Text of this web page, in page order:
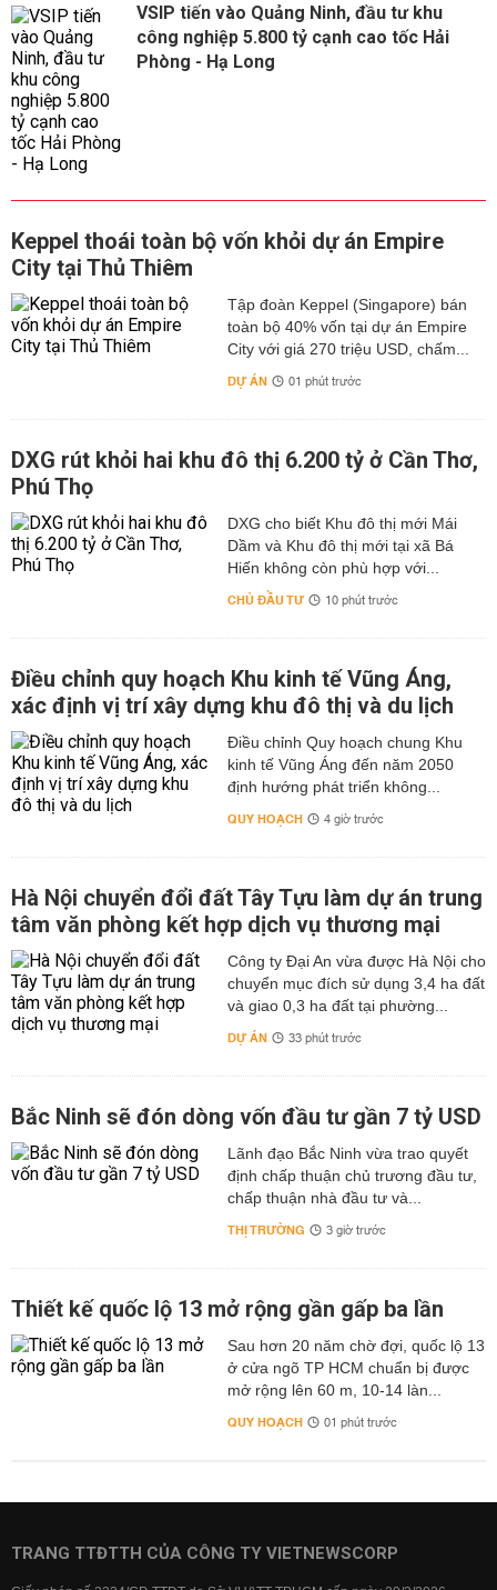
VSIP tiến vào Quảng Ninh, đầu tư khu
công nghiệp 5.800 tỷ cạnh cao tốc Hải
Phòng - Hạ Long
Keppel thoái toàn bộ vốn khỏi dự án Empire
City tại Thủ Thiêm
Tập đoàn Keppel (Singapore) bán
toàn bộ 40% vốn tại dự án Empire
City với giá 270 triệu USD, chấm...
DỰ ÁN 01 phút trước
DXG rút khỏi hai khu đô thị 6.200 tỷ ở Cần Thơ,
Phú Thọ
DXG cho biết Khu đô thị mới Mái
Dầm và Khu đô thị mới tại xã Bá
Hiến không còn phù hợp với...
CHỦ ĐẦU TƯ 10 phút trước
Điều chỉnh quy hoạch Khu kinh tế Vũng Áng,
xác định vị trí xây dựng khu đô thị và du lịch
Điều chỉnh Quy hoạch chung Khu
kinh tế Vũng Áng đến năm 2050
định hướng phát triển không...
QUY HOẠCH 4 giờ trước
Hà Nội chuyển đổi đất Tây Tựu làm dự án trung
tâm văn phòng kết hợp dịch vụ thương mại
Công ty Đại An vừa được Hà Nội cho
chuyển mục đích sử dụng 3,4 ha đất
và giao 0,3 ha đất tại phường...
DỰ ÁN 33 phút trước
Bắc Ninh sẽ đón dòng vốn đầu tư gần 7 tỷ USD
Lãnh đạo Bắc Ninh vừa trao quyết
định chấp thuận chủ trương đầu tư,
chấp thuận nhà đầu tư và...
THỊ TRƯỜNG 3 giờ trước
Thiết kế quốc lộ 13 mở rộng gần gấp ba lần
Sau hơn 20 năm chờ đợi, quốc lộ 13
ở cửa ngõ TP HCM chuẩn bị được
mở rộng lên 60 m, 10-14 làn...
QUY HOẠCH 01 phút trước
TRANG TTĐTTH CỦA CÔNG TY VIETNEWSCORP